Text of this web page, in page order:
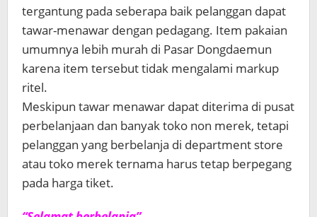
tergantung pada seberapa baik pelanggan dapat
tawar-menawar dengan pedagang. Item pakaian
umumnya lebih murah di Pasar Dongdaemun
karena item tersebut tidak mengalami markup
ritel.
Meskipun tawar menawar dapat diterima di pusat
perbelanjaan dan banyak toko non merek, tetapi
pelanggan yang berbelanja di department store
atau toko merek ternama harus tetap berpegang
pada harga tiket.